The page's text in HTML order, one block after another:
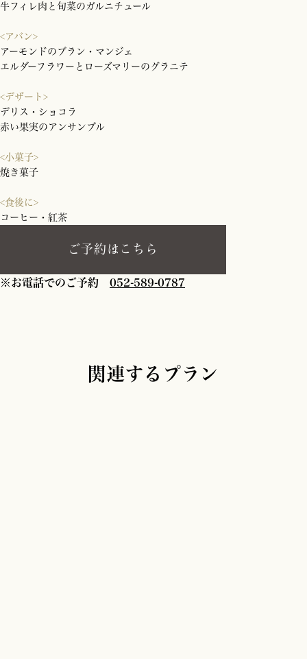
牛フィレ肉と旬菜のガルニチュール
<アバン>
アーモンドのブラン・マンジェ
エルダーフラワーとローズマリーのグラニテ
<デザート>
デリス・ショコラ
赤い果実のアンサンブル
<小菓子>
焼き菓子
<食後に>
コーヒー・紅茶
ご予約はこちら
※お電話でのご予約 052-589-0787
関連するプラン